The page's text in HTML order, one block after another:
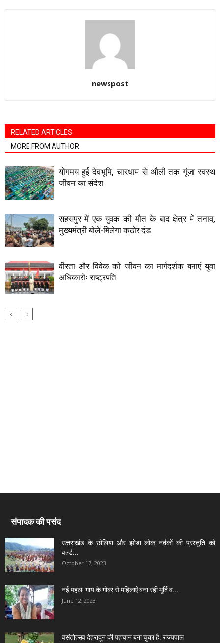
newspost
RELATED ARTICLES
MORE FROM AUTHOR
योगमय हुई देवभूमि, चारधाम से औली तक गूंजा स्वस्थ
जीवन का संदेश
सहसपुर में एक युवक की मौत के बाद क्षेत्र में तनाव,
मुख्यमंत्री बोले-मिलेगा कठोर दंड
वीरता और विवेक को जीवन का मार्गदर्शक बनाएं युवा
अधिकारीः राष्ट्रपति
संपादक की पसंद
उत्तराखंड के छोलिया और झोड़ा लोक नर्तकों की प्रस्तुति को
वर्ल्ड...
October 17, 2023
नई पहलः गाय के गोबर से महिलाऐं बना रही मूर्ति व...
June 12, 2023
वसंतोत्सव देहरादून की पहचान बना चुका है: राज्यपाल